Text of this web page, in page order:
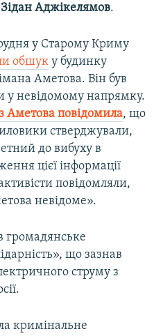
Зідан Аджікелямов.
у Старому Криму
обшук у будинку
Аметова. Він був
у невідомому напрямку.
Аметова повідомила, що
стверджували,
до вибуху в
цієї інформації
повідомляли,
невідоме».
громадянське
що зазнав
струму з
кримінальне